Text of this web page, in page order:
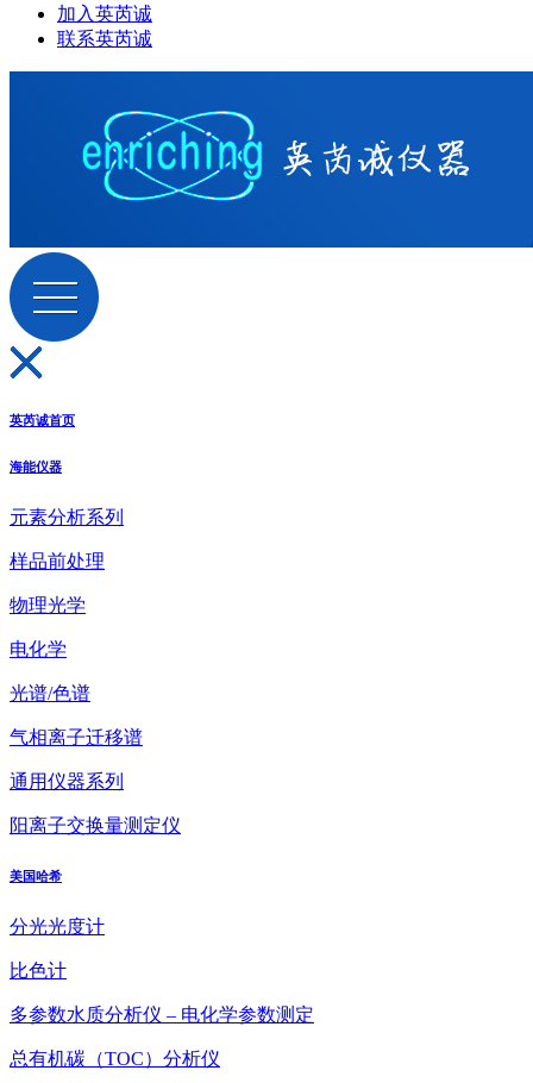
加入英芮诚
联系英芮诚
英芮诚首页
海能仪器
元素分析系列
样品前处理
物理光学
电化学
光谱/色谱
气相离子迁移谱
通用仪器系列
阳离子交换量测定仪
美国哈希
分光光度计
比色计
多参数水质分析仪 – 电化学参数测定
总有机碳（TOC）分析仪